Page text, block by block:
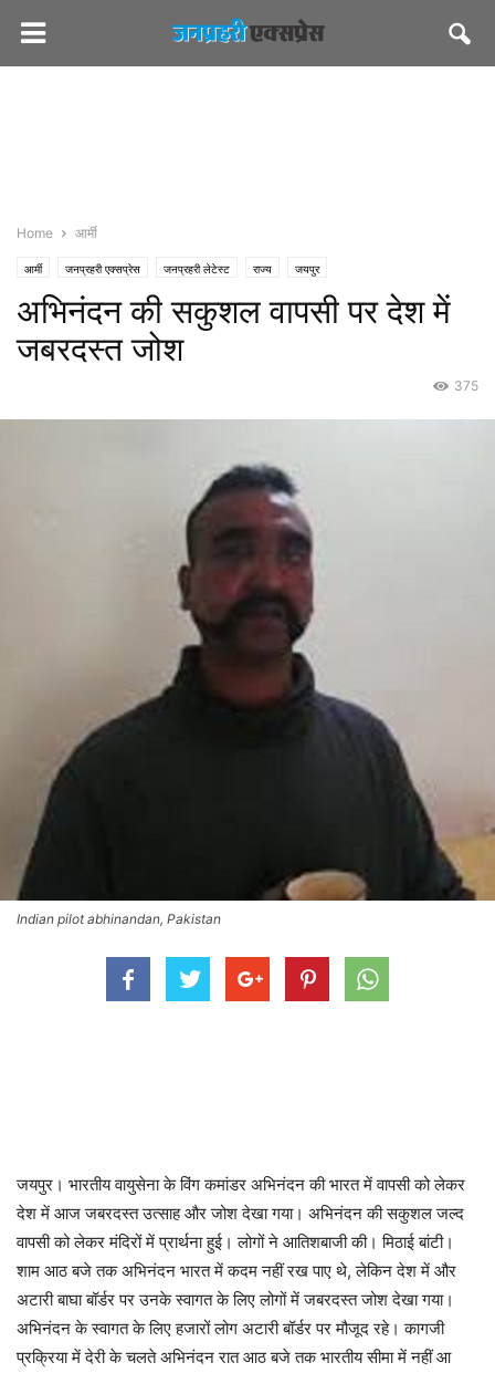
Home आर्मी
आर्मी जनप्रहरी एक्सप्रेस जनप्रहरी लेटेस्ट राज्य जयपुर
अभिनंदन की सकुशल वापसी पर देश में
जबरदस्त जोश
375
Indian pilot abhinandan, Pakistan
जयपुर। भारतीय वायुसेना के विंग कमांडर अभिनंदन की भारत में वापसी को लेकर
देश में आज जबरदस्त उत्साह और जोश देखा गया। अभिनंदन की सकुशल जल्द
वापसी को लेकर मंदिरों में प्रार्थना हुई। लोगों ने आतिशबाजी की। मिठाई बांटी।
शाम आठ बजे तक अभिनंदन भारत में कदम नहीं रख पाए थे, लेकिन देश में और
अटारी बाघा बॉर्डर पर उनके स्वागत के लिए लोगों में जबरदस्त जोश देखा गया।
अभिनंदन के स्वागत के लिए हजारों लोग अटारी बॉर्डर पर मौजूद रहे। कागजी
प्रक्रिया में देरी के चलते अभिनंदन रात आठ बजे तक भारतीय सीमा में नहीं आ